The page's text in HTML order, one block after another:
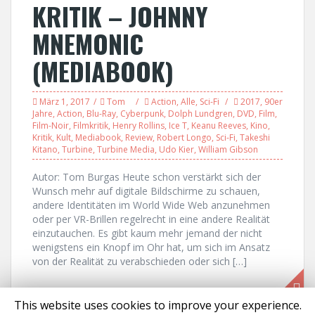
KRITIK – JOHNNY
MNEMONIC
(MEDIABOOK)
März 1, 2017 Tom Action, Alle, Sci-Fi 2017, 90er
Jahre, Action, Blu-Ray, Cyberpunk, Dolph Lundgren, DVD, Film,
Film-Noir, Filmkritik, Henry Rollins, Ice T, Keanu Reeves, Kino,
Kritik, Kult, Mediabook, Review, Robert Longo, Sci-Fi, Takeshi
Kitano, Turbine, Turbine Media, Udo Kier, William Gibson
Autor: Tom Burgas Heute schon verstärkt sich der
Wunsch mehr auf digitale Bildschirme zu schauen,
andere Identitäten im World Wide Web anzunehmen
oder per VR-Brillen regelrecht in eine andere Realität
einzutauchen. Es gibt kaum mehr jemand der nicht
wenigstens ein Knopf im Ohr hat, um sich im Ansatz
von der Realität zu verabschieden oder sich […]
This website uses cookies to improve your experience.